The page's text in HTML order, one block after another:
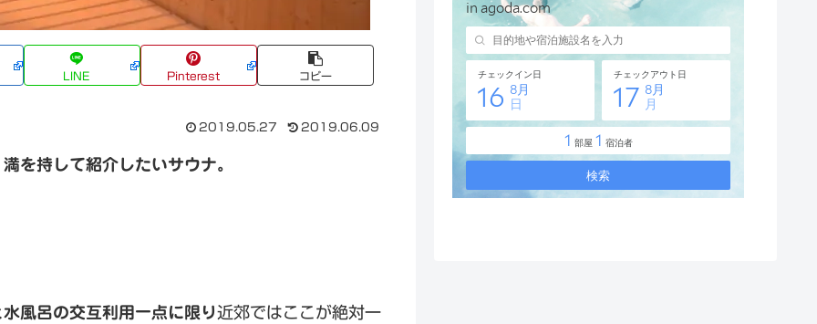
LINE Pinterest コピー
2019.05.27 2019.06.09
を持して紹介したいサウナ。
風呂の交互利用一点に限り近郊ではここが絶対一